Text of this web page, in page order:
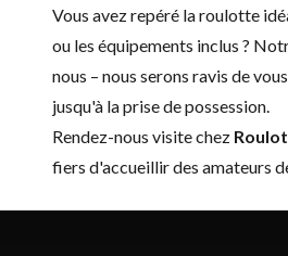
Vous avez repéré la roulotte
ou les équipements inclus ?
nous – nous serons ravis de
jusqu'à la prise de possession.
Rendez-nous visite chez
fiers d'accueillir des amateurs